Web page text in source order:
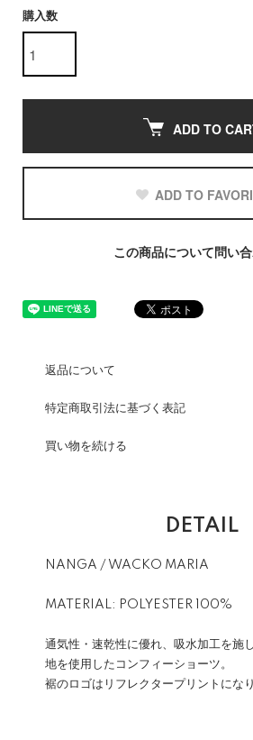
購入数
ADD TO
ADD TO
この商品について問い
返品について
特定商取引法に基づく表記
買い物を続ける
DETAIL
NANGA / WACKO MARIA
MATERIAL: POLYESTER 100%
通気性・速乾性に優れ、吸水加工を施
地を使用したコンフィーショーツ。
裾のロゴはリフレクタープリントになり